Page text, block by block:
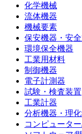
化学機械
流体機器
機械要素
保安機器・安
環境保全機器
工業用材料
制御機器
電子計測器
試験・検査装置
工業計器
分析機器・理
コンピュータ